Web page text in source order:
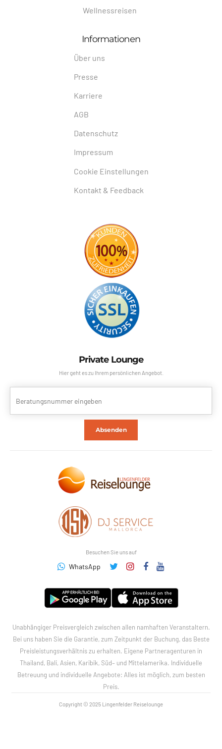
Wellnessreisen
Informationen
Über uns
Presse
Karriere
AGB
Datenschutz
Impressum
Cookie Einstellungen
Kontakt & Feedback
Private Lounge
Hier geht es zu Ihrem persönlichen Angebot.
Absenden
Besuchen Sie uns auf
WhatsApp
Unabhängiger Preisvergleich zwischen allen namhaften Veranstaltern.
Bei uns haben Sie die Garantie, zum Zeitpunkt der Buchung, das Beste
Preisleistungsverhältnis zu erhalten. Eigene Partneragenturen in
Thailand, Bali, Asien, Karibik, Süd– und Mittelamerika. Individuelle
Betreuung und individuelle Angebote: Alles ist möglich, zum besten
Preis.
Copyright © 2025 Lingenfelder Reiselounge